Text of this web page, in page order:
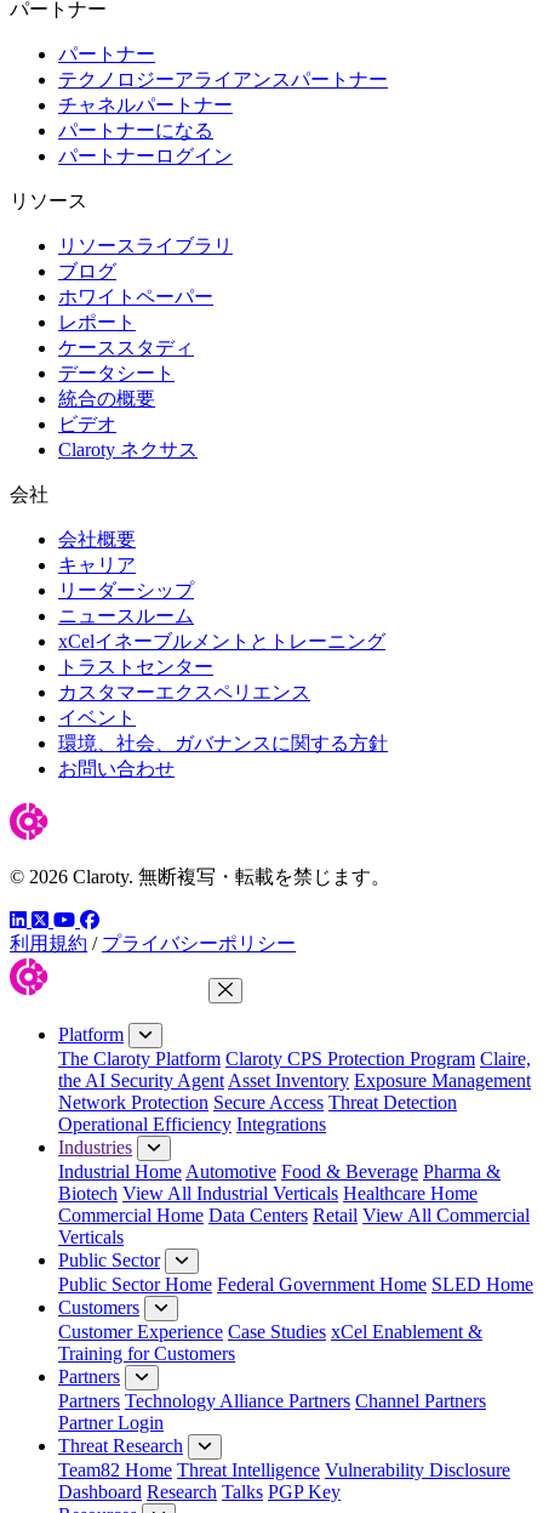
パートナー
パートナー
テクノロジーアライアンスパートナー
チャネルパートナー
パートナーになる
パートナーログイン
リソース
リソースライブラリ
ブログ
ホワイトペーパー
レポート
ケーススタディ
データシート
統合の概要
ビデオ
Claroty ネクサス
会社
会社概要
キャリア
リーダーシップ
ニュースルーム
xCelイネーブルメントとトレーニング
トラストセンター
カスタマーエクスペリエンス
イベント
環境、社会、ガバナンスに関する方針
お問い合わせ
© 2026 Claroty. 無断複写・転載を禁じます。
LinkedIn
ツイッター
YouTube
Facebook
利用規約 / プライバシーポリシー
Close Menu
Platform
The Claroty Platform Claroty CPS Protection Program Claire,
the AI Security Agent Asset Inventory Exposure Management
Network Protection Secure Access Threat Detection
Operational Efficiency Integrations
Industries
Industrial Home Automotive Food & Beverage Pharma &
Biotech View All Industrial Verticals Healthcare Home
Commercial Home Data Centers Retail View All Commercial
Verticals
Public Sector
Public Sector Home Federal Government Home SLED Home
Customers
Customer Experience Case Studies xCel Enablement &
Training for Customers
Partners
Partners Technology Alliance Partners Channel Partners
Partner Login
Threat Research
Team82 Home Threat Intelligence Vulnerability Disclosure
Dashboard Research Talks PGP Key